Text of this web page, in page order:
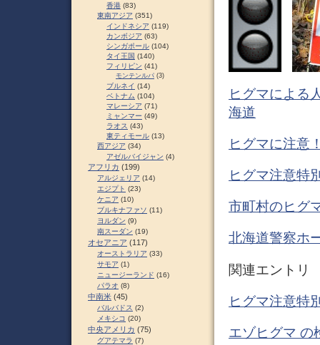
ヒグマによる
海道
ヒグマに注意
ヒグマ注意特
市町村のヒグ
北海道警察ホ
関連エントリ
ヒグマ注意特
エゾヒグマ の
香港 (83)
東南アジア (351)
インドネシア (119)
カンボジア (63)
シンガポール (104)
タイ王国 (140)
フィリピン (41)
モンテンルパ (3)
ブルネイ (14)
ベトナム (104)
マレーシア (71)
ミャンマー (49)
ラオス (43)
東ティモール (13)
西アジア (34)
アゼルバイジャン (4)
アフリカ (199)
アルジェリア (14)
エジプト (23)
ケニア (10)
ブルキナファソ (11)
ヨルダン (9)
南スーダン (19)
オセアニア (117)
オーストラリア (33)
サモア (1)
ニュージーランド (16)
パラオ (8)
中南米 (45)
バルバドス (2)
メキシコ (20)
中央アメリカ (75)
グアテマラ (7)